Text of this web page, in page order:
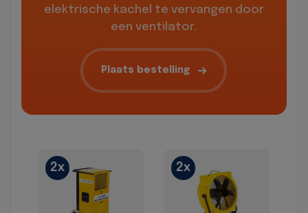
elektrische kachel te vervangen door
een ventilator.
Plaats bestelling
2x 2x